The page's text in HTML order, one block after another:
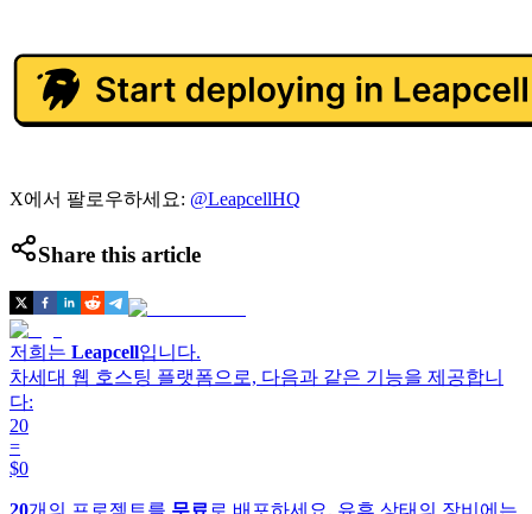
X에서 팔로우하세요: @LeapcellHQ
Share this article
저희는 Leapcell입니다.
차세대 웹 호스팅 플랫폼으로, 다음과 같은 기능을 제공합니
다:
20
=
$0
20개의 프로젝트를 무료 로 배포하세요. 유휴 상태의 장비에는